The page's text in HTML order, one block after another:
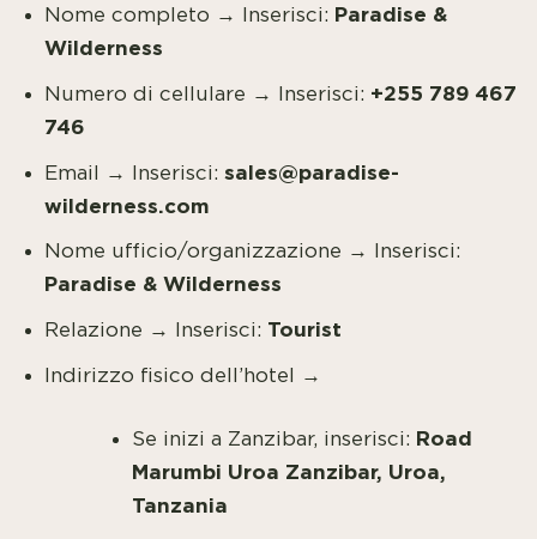
Nome completo → Inserisci: Paradise &
Wilderness
Numero di cellulare → Inserisci: +255 789 467
746
Email → Inserisci:sales@paradise-
wilderness.com
Nome ufficio/organizzazione → Inserisci:
Paradise & Wilderness
Relazione → Inserisci: Tourist
Indirizzo fisico dell’hotel →
Se inizi a Zanzibar, inserisci: Road
Marumbi Uroa Zanzibar, Uroa,
Tanzania